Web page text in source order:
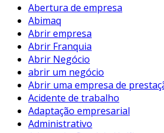
Abertura de empresa
Abimaq
Abrir empresa
Abrir Franquia
Abrir Negócio
abrir um negócio
Abrir uma empresa de
Acidente de trabalho
Adaptação empresarial
Administrativo